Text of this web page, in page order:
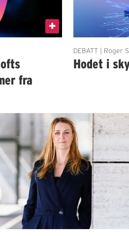
fra
DEBATT | Roger
Hodet i